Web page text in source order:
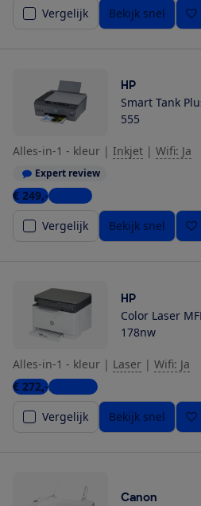
Vergelijk Bekijk snel
HP
Smart Tank
555
Alles-in-1 - kleur | Inkjet | Wifi: Ja
Expert review
€ 249,-1 winkel
Vergelijk
Bekijk snel
HP
Color Laser
178nw
Alles-in-1 - kleur | Laser | Wifi: Ja
€ 272,-2 winkels
Vergelijk
Bekijk snel
Canon